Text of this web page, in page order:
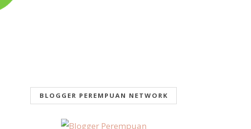
BLOGGER PEREMPUAN NETWORK